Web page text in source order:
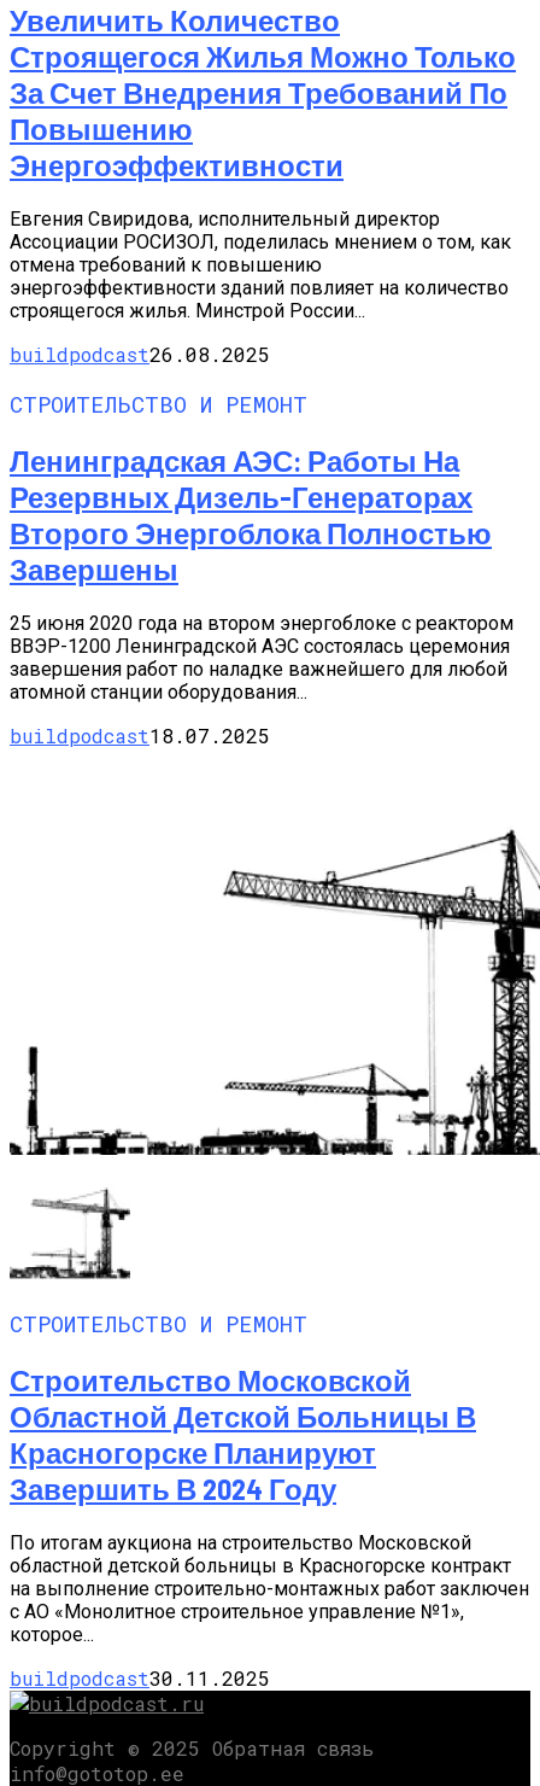
Увеличить Количество
Строящегося Жилья Можно Только
За Счет Внедрения Требований По
Повышению
Энергоэффективности
Евгения Свиридова, исполнительный директор
Ассоциации РОСИЗОЛ, поделилась мнением о том, как
отмена требований к повышению
энергоэффективности зданий повлияет на количество
строящегося жилья. Минстрой России...
buildpodcast26.08.2025
СТРОИТЕЛЬСТВО И РЕМОНТ
Ленинградская АЭС: Работы На
Резервных Дизель-Генераторах
Второго Энергоблока Полностью
Завершены
25 июня 2020 года на втором энергоблоке с реактором
ВВЭР-1200 Ленинградской АЭС состоялась церемония
завершения работ по наладке важнейшего для любой
атомной станции оборудования...
buildpodcast18.07.2025
СТРОИТЕЛЬСТВО И РЕМОНТ
Строительство Московской
Областной Детской Больницы В
Красногорске Планируют
Завершить В 2024 Году
По итогам аукциона на строительство Московской
областной детской больницы в Красногорске контракт
на выполнение строительно-монтажных работ заключен
с АО «Монолитное строительное управление №1»,
которое...
buildpodcast30.11.2025
Copyright © 2025 Обратная связь
info@gototop.ee